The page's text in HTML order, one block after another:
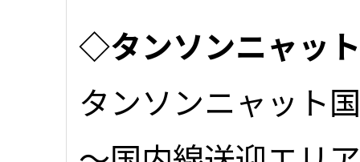
◇タンソンニャッ
タンソンニャット